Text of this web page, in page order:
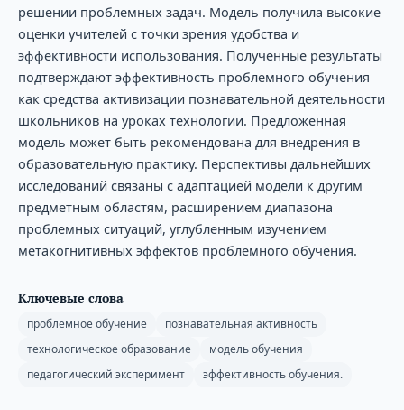
решении проблемных задач. Модель получила высокие
оценки учителей с точки зрения удобства и
эффективности использования. Полученные результаты
подтверждают эффективность проблемного обучения
как средства активизации познавательной деятельности
школьников на уроках технологии. Предложенная
модель может быть рекомендована для внедрения в
образовательную практику. Перспективы дальнейших
исследований связаны с адаптацией модели к другим
предметным областям, расширением диапазона
проблемных ситуаций, углубленным изучением
метакогнитивных эффектов проблемного обучения.
Ключевые слова
проблемное обучение
познавательная активность
технологическое образование
модель обучения
педагогический эксперимент
эффективность обучения.